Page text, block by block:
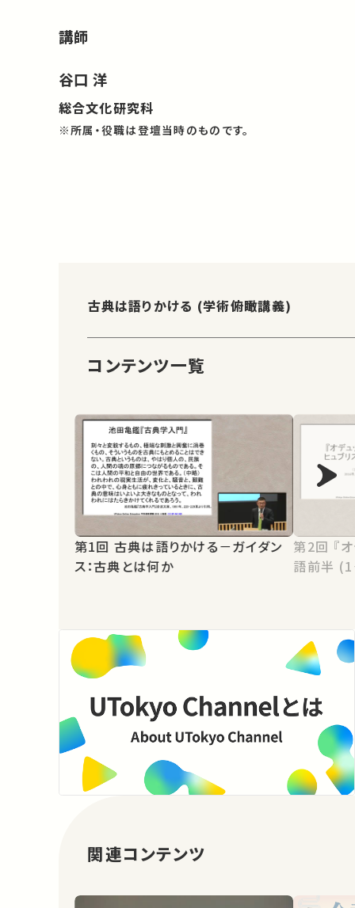
講師
谷口 洋
総合文化研究科
※所属・役職は登壇当時のものです。
古典は語りかける (学術俯瞰講義)
コンテンツ一覧
第1回 古典は語りかける－ガイダン
ス：古典とは何か
第2回 『オデュッセイア』の世界： 物
語前半
関連コンテンツ